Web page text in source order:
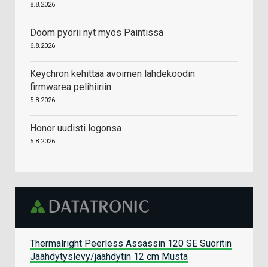
8.8.2026
Doom pyörii nyt myös Paintissa
6.8.2026
Keychron kehittää avoimen lähdekoodin
firmwarea pelihiiriin
5.8.2026
Honor uudisti logonsa
5.8.2026
Thermalright Peerless Assassin 120 SE Suoritin
Jäähdytyslevy/jäähdytin 12 cm Musta